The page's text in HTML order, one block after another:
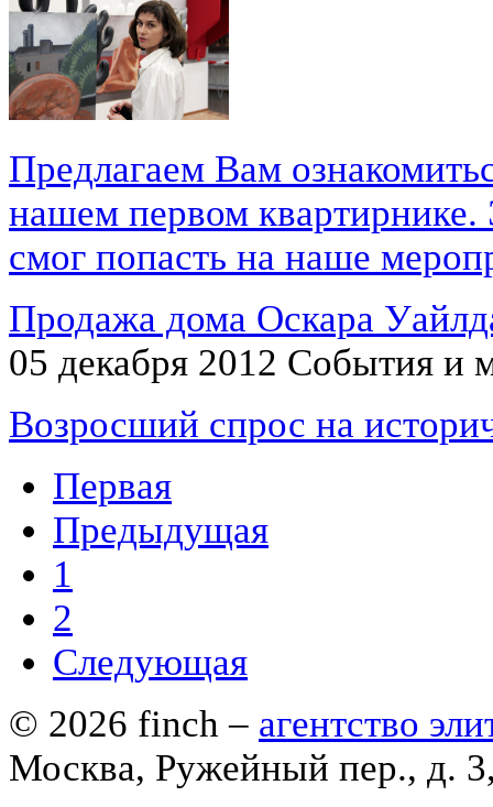
Предлагаем Вам
нашем первом квартирнике.
смог попасть на наше
Продажа дома Оскара
05 декабря 2012 События и
Возросший спрос на
Первая
Предыдущая
1
2
Следующая
© 2026 finch – агентство
Москва, Ружейный пер., д.